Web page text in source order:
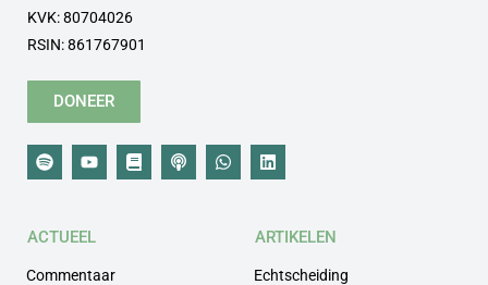
KVK: 80704026
RSIN: 861767901
DONEER
ACTUEEL
Commentaar
ARTIKELEN
Echtscheiding